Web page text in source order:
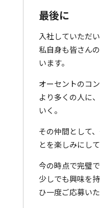
最後に
入社していただい
私自身も皆さん
います。
オーセントのコ
より多くの人に
いく。
その仲間として
とを楽しみにして
今の時点で完璧
少しでも興味を
ひ一度ご応募い